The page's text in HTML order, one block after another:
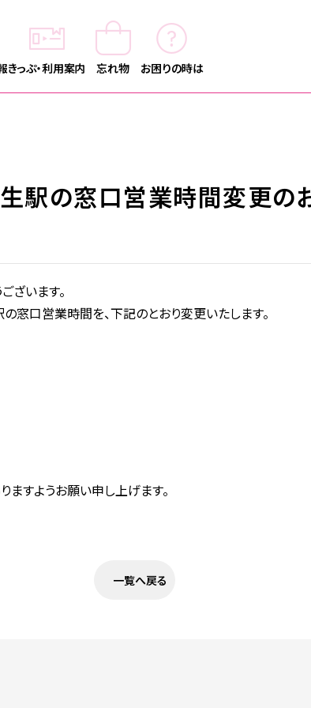
きっぷ・利用案内 忘れ物 お困りの時は
生駅の窓口営業時間変更の
ざいます。
窓口営業時間を、下記のとおり変更いたします。
ますようお願い申し上げます。
一覧へ戻る